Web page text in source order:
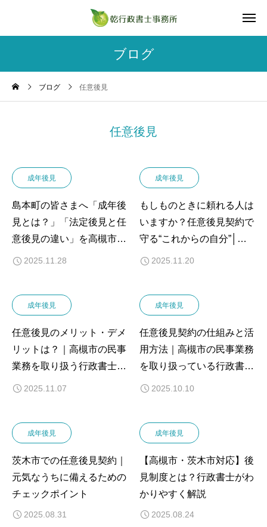
ブログ
ブログ 任意後見
任意後見
成年後見
島本町の皆さまへ「成年後
見とは？」「法定後見と任
意後見の違い」を高槻市の
行政書士がわかりやすく解
2025.11.28
成年後見
もしものときに頼れる人は
いますか？任意後見契約で
守る“これからの自分”│専
門の行政書士が解説します
2025.11.20
成年後見
任意後見のメリット・デメ
リットは？｜高槻市の民事
業務を取り扱う行政書士が
わかりやすく解説します
2025.11.07
成年後見
任意後見契約の仕組みと活
用方法｜高槻市の民事業務
を取り扱っている行政書士
が解説します！
2025.10.10
成年後見
茨木市での任意後見契約｜
元気なうちに備えるための
チェックポイント
2025.08.31
成年後見
【高槻市・茨木市対応】後
見制度とは？行政書士がわ
かりやすく解説
2025.08.24